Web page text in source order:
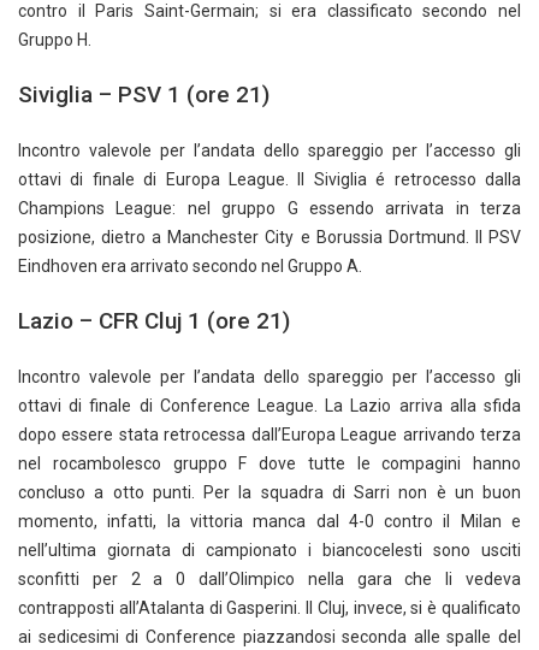
contro il Paris Saint-Germain; si era classificato secondo nel
Gruppo H.
Siviglia – PSV 1 (ore 21)
Incontro valevole per l’andata dello spareggio per l’accesso gli
ottavi di finale di Europa League. Il Siviglia é retrocesso dalla
Champions League: nel gruppo G essendo arrivata in terza
posizione, dietro a Manchester City e Borussia Dortmund. Il PSV
Eindhoven era arrivato secondo nel Gruppo A.
Lazio – CFR Cluj 1 (ore 21)
Incontro valevole per l’andata dello spareggio per l’accesso gli
ottavi di finale di Conference League. La Lazio arriva alla sfida
dopo essere stata retrocessa dall’Europa League arrivando terza
nel rocambolesco gruppo F dove tutte le compagini hanno
concluso a otto punti. Per la squadra di Sarri non è un buon
momento, infatti, la vittoria manca dal 4-0 contro il Milan e
nell’ultima giornata di campionato i biancocelesti sono usciti
sconfitti per 2 a 0 dall’Olimpico nella gara che li vedeva
contrapposti all’Atalanta di Gasperini. Il Cluj, invece, si è qualificato
ai sedicesimi di Conference piazzandosi seconda alle spalle del